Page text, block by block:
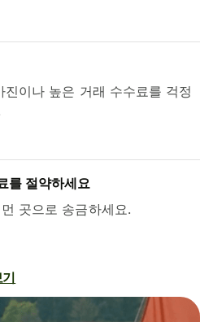
이나 높은 거래 수수료를 걱정
를 절약하세요
곳으로 송금하세요.